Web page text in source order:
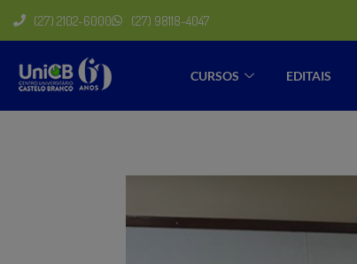
(27) 2102-6000 (27) 98118-4047
CURSOS EDITAIS